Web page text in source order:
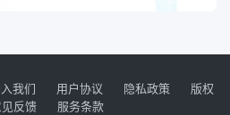
我们 用户协议 隐私政策
版权
反馈
服务条款